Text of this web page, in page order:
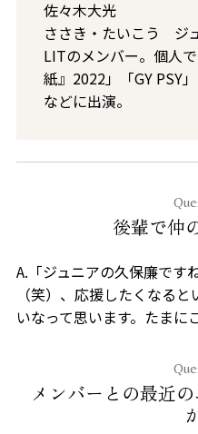
佐々木大光
ささき・たいこう ジ
LITのメンバー。個人
紙』2022」「GY PSY
などに出演。
後輩で仲
A.「ジュニアの久保廉です
（笑）、応援したくなる
いなって思います。たまに
メンバーとの最近